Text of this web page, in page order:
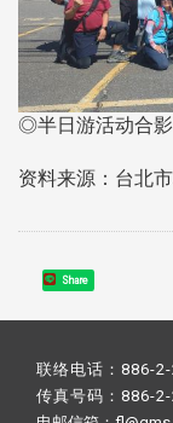
◎半日游活动合影
资料来源：台北
Share
联络电话：886-
传真号码：886-